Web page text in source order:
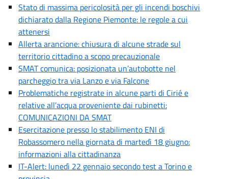
Stato di massima pericolosità per gli incendi boschivi
dichiarato dalla Regione Piemonte: le regole a cui
attenersi
Allerta arancione: chiusura di alcune strade sul
territorio cittadino a scopo precauzionale
SMAT comunica: posizionata un’autobotte nel
parcheggio tra via Lanzo e via Falcone
Problematiche registrate in alcune parti di Cirié e
relative all’acqua proveniente dai rubinetti:
COMUNICAZIONI DA SMAT
Esercitazione presso lo stabilimento ENI di
Robassomero nella giornata di martedì 18 giugno:
informazioni alla cittadinanza
IT-Alert: lunedì 22 gennaio secondo test a Torino e